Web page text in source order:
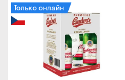
Только онлайн